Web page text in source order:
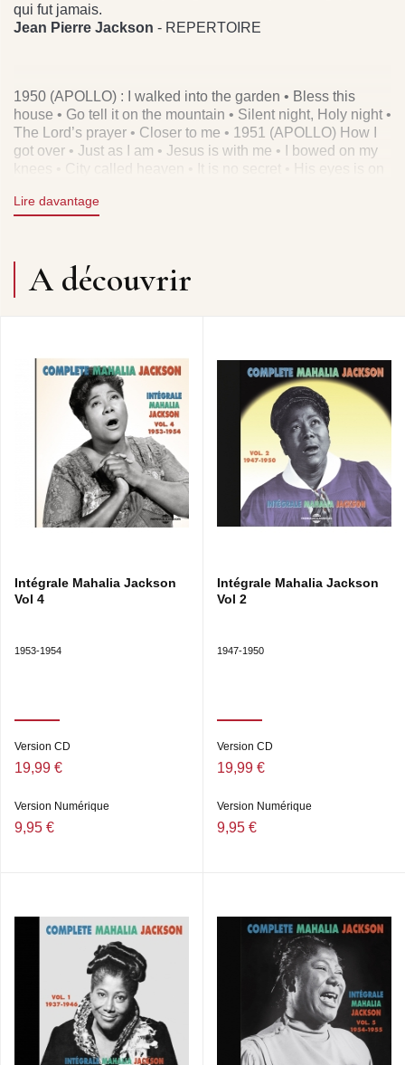
qui fut jamais.
Jean Pierre Jackson - REPERTOIRE
1950 (APOLLO) : I walked into the garden • Bless this
house • Go tell it on the mountain • Silent night, Holy night •
The Lord’s prayer • Closer to me • 1951 (APOLLO) How I
got over • Just as I am • Jesus is with me • I bowed on my
knees • City called heaven • It is no secret • His eyes is on
secret • In the upper room (pt. 1 & 2) • Said he would • He’s
Lire davantage
A découvrir
Intégrale Mahalia Jackson
Vol 4
1953-1954
Version CD
19,99 €
Version Numérique
9,95 €
Intégrale Mahalia Jackson
Vol 2
1947-1950
Version CD
19,99 €
Version Numérique
9,95 €